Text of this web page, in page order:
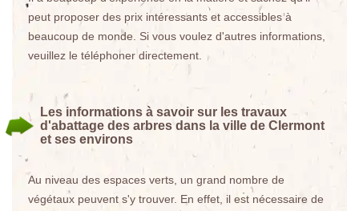
peut proposer des prix intéressants et accessibles à
beaucoup de monde. Si vous voulez d'autres informations,
veuillez le téléphoner directement.
Les informations à savoir sur les travaux
d'abattage des arbres dans la ville de Clermont
et ses environs
Au niveau des espaces verts, un grand nombre de
végétaux peuvent s'y trouver. En effet, il est nécessaire de